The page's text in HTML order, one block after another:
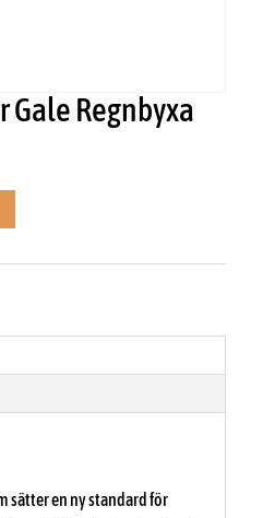
Gale Regnbyxa
sätter en ny standard för